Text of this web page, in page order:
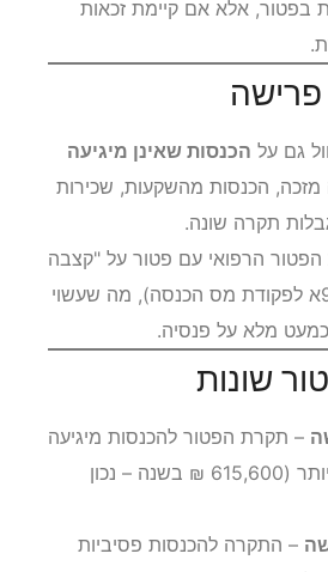
(כמו ריבית, דמי שכירות, רווחי
בפטור, אלא אם קיימת זכאות
גם עלהכנסות שאינן מיגיעה
מזכה, הכנסות מהשקעות, שכירות
תקרה שונה.
הפטור הרפואי עם פטור על "קצבה
מזכה" (סעיף 9א לפקודת מס הכנסה), מה שעשוי
מלא על פנסיה.
– תקרת הפטור להכנסות מיגיעה